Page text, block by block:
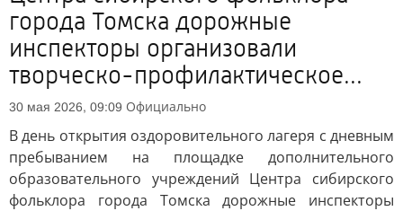
города Томска дорожные
инспекторы организовали
творческо-профилактическое...
30 мая 2026, 09:09 Официально
В день открытия оздоровительного лагеря с дневным
пребыванием на площадке дополнительного
образовательного учреждений Центра сибирского
фольклора города Томска дорожные инспекторы